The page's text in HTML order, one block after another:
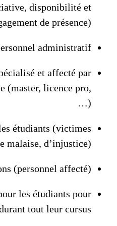
disponibilité et
de présence)
administratif
et affecté par
(master, licence pro,
…)
étudiants (victimes
malaise, d’injustice)
(personnel affecté)
les étudiants pour
tout leur cursus